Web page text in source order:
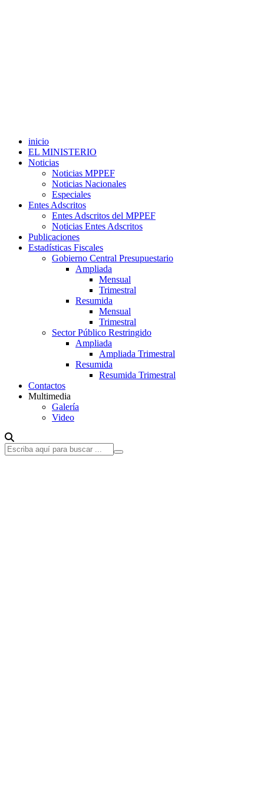
inicio
EL MINISTERIO
Noticias
Noticias MPPEF
Noticias Nacionales
Especiales
Entes Adscritos
Entes Adscritos del MPPEF
Noticias Entes Adscritos
Publicaciones
Estadísticas Fiscales
Gobierno Central Presupuestario
Ampliada
Mensual
Trimestral
Resumida
Mensual
Trimestral
Sector Público Restringido
Ampliada
Ampliada Trimestral
Resumida
Resumida Trimestral
Contactos
Multimedia
Galería
Video